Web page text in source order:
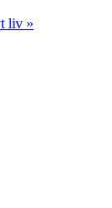
liv »